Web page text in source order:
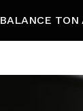
BALANCE TON